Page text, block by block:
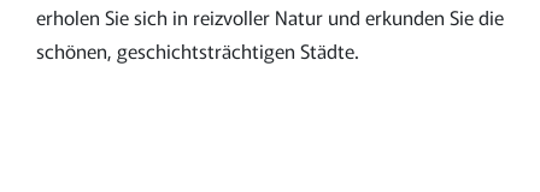
erholen Sie sich in reizvoller Natur und erkunden Sie die
schönen, geschichtsträchtigen Städte.